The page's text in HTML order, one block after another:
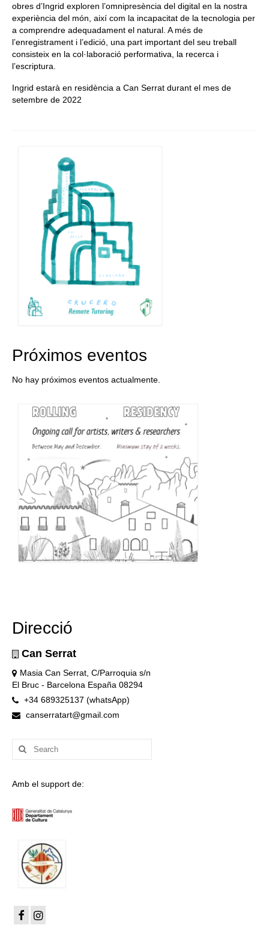
obres d’Ingrid exploren l’omnipresència del digital en la nostra
experiència del món, així com la incapacitat de la tecnologia per
a comprendre adequadament el natural. A més de
l’enregistrament i l’edició, una part important del seu treball
consisteix en la col·laboració performativa, la recerca i
l’escriptura.
Ingrid estarà en residència a Can Serrat durant el mes de
setembre de 2022
Próximos eventos
No hay próximos eventos actualmente.
Direcció
Can Serrat
Masia Can Serrat, C/Parroquia s/n
El Bruc - Barcelona España 08294
+34 689325137 (whatsApp)
canserratart@gmail.com
Search
for:
Amb el support de: